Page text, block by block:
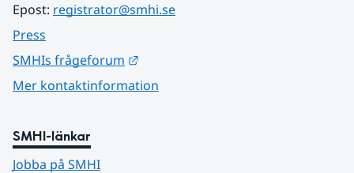
Epost: registrator@smhi.se
Press
SMHIs frågeforum
Mer kontaktinformation
SMHI-länkar
Jobba på SMHI